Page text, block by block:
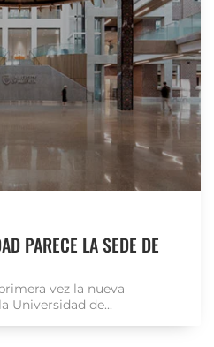
PARECE LA SEDE DE
vez la nueva
Universidad de...